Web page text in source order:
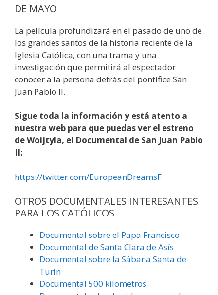
DE MAYO
La película profundizará en el pasado de uno de
los grandes santos de la historia reciente de la
Iglesia Católica, con una trama y una
investigación que permitirá al espectador
conocer a la persona detrás del pontífice San
Juan Pablo II.
Sigue toda la información y está atento a
nuestra web para que puedas ver el estreno
de Woijtyla, el Documental de San Juan Pablo
II:
https://twitter.com/EuropeanDreamsF
OTROS DOCUMENTALES INTERESANTES
PARA LOS CATÓLICOS
Documental sobre el Papa Francisco
Documental de Santa Clara de Asís
Documental sobre la Sábana Santa de
Turín
Documental 500 kilometros